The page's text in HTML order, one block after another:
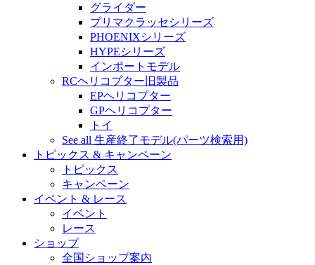
グライダー
プリマクラッセシリーズ
PHOENIXシリーズ
HYPEシリーズ
インポートモデル
RCヘリコプター旧製品
EPヘリコプター
GPヘリコプター
トイ
See all 生産終了モデル(パーツ検索用)
トピックス & キャンペーン
トピックス
キャンペーン
イベント & レース
イベント
レース
ショップ
全国ショップ案内